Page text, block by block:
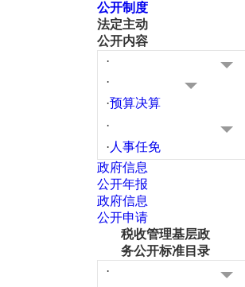
公开制度
法定主动
公开内容
·
·
·预算决算
·
· 人事任免
政府信息
公开年报
政府信息
公开申请
税收管理基层政
务公开标准目录
·